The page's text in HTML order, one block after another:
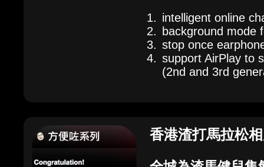
intelligent online
background mode
stop once
support AirPlay to
(2nd and 3rd
香港渣打馬拉松